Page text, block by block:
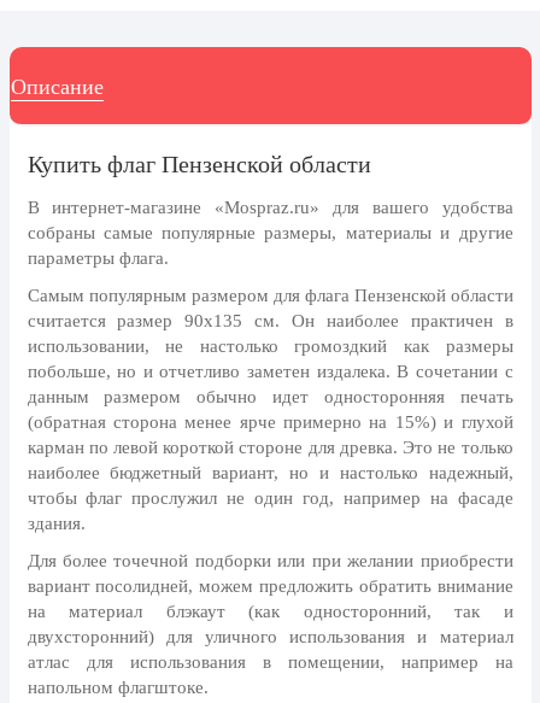
благоустройству
День геолога (первое воскресенье
апреля)
Светлая Пасха
12 апреля, День космонавтики
18 апреля, Дни исторического и
культурного наследия
1 мая, праздник Весны и Труда
6 мая, День герба и флага города
Москвы
9 мая, День Победы
24 мая, День славянской
письменности и культуры
28 мая, День пограничника
1 июня, День защиты детей
Описание
Купить флаг Пензенской области
В интернет-магазине «Mospraz.ru» для вашего удобства
собраны самые популярные размеры, материалы и другие
параметры флага.
Самым популярным размером для флага Пензенской области
считается размер 90x135 см. Он наиболее практичен в
использовании, не настолько громоздкий как размеры
побольше, но и отчетливо заметен издалека. В сочетании с
данным размером обычно идет односторонняя печать
(обратная сторона менее ярче примерно на 15%) и глухой
карман по левой короткой стороне для древка. Это не только
наиболее бюджетный вариант, но и настолько надежный,
чтобы флаг прослужил не один год, например на фасаде
здания.
Для более точечной подборки или при желании приобрести
вариант посолидней, можем предложить обратить внимание
на материал блэкаут (как односторонний, так и
двухсторонний) для уличного использования и материал
атлас для использования в помещении, например на
напольном флагштоке.